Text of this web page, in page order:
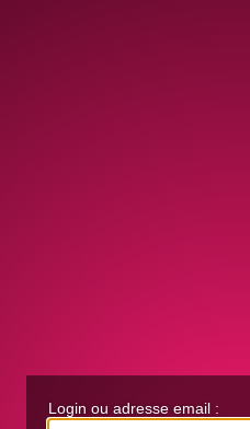
Login ou adresse email :